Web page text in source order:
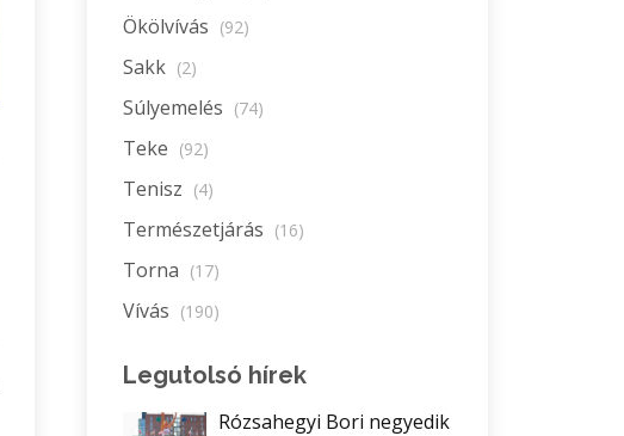
Ökölvívás (92)
Sakk (2)
Súlyemelés (74)
Teke (92)
Tenisz (4)
Természetjárás (16)
Torna (17)
Vívás (190)
Legutolsó hírek
Rózsahegyi Bori negyedik